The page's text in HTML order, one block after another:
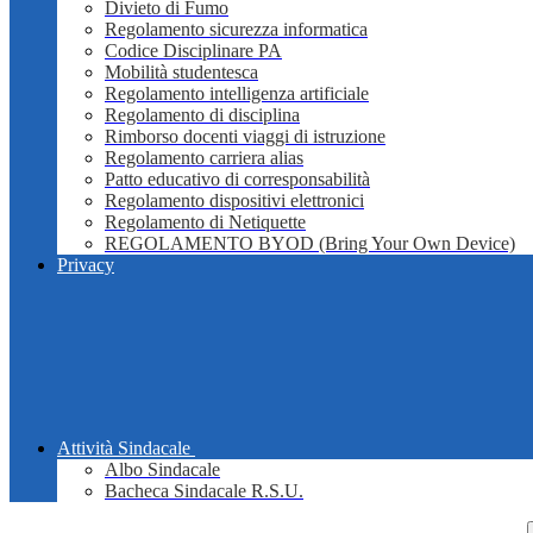
Divieto di Fumo
Regolamento sicurezza informatica
Codice Disciplinare PA
Mobilità studentesca
Regolamento intelligenza artificiale
Regolamento di disciplina
Rimborso docenti viaggi di istruzione
Regolamento carriera alias
Patto educativo di corresponsabilità
Regolamento dispositivi elettronici
Regolamento di Netiquette
REGOLAMENTO BYOD (Bring Your Own Device)
Privacy
Attività Sindacale
Albo Sindacale
Bacheca Sindacale R.S.U.